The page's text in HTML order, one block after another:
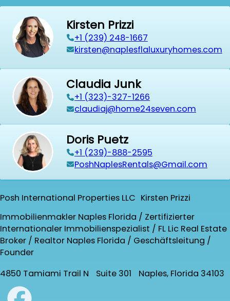
Kirsten Prizzi
‭+1 (239) 248-1667‬
kirsten@naplesflaluxuryhomes.com
Claudia Junk
+1 (323)-327-1266
claudiaj@home24seven.com
Doris Puetz
+1 (239)-888-2595
PoshNaplesRentals@Gmail.com
Posh International Properties LLC Kirsten Prizzi
Immobilienmakler Naples Florida / Zertifizierter
Internationaler Immobilienspezialist / FL Lic Real Estate
Broker / Realtor Naples Florida / Geschäftsleitung /
Founder
4850 Tamiami Trail N Suite 301 Naples, Florida 34103